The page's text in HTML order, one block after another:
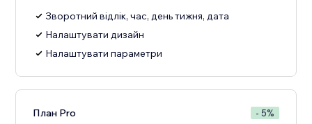
Зворотний відлік, час, день тижня, дата
Налаштувати дизайн
Налаштувати параметри
План Pro - 5%